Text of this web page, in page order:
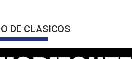
DE CLASICOS